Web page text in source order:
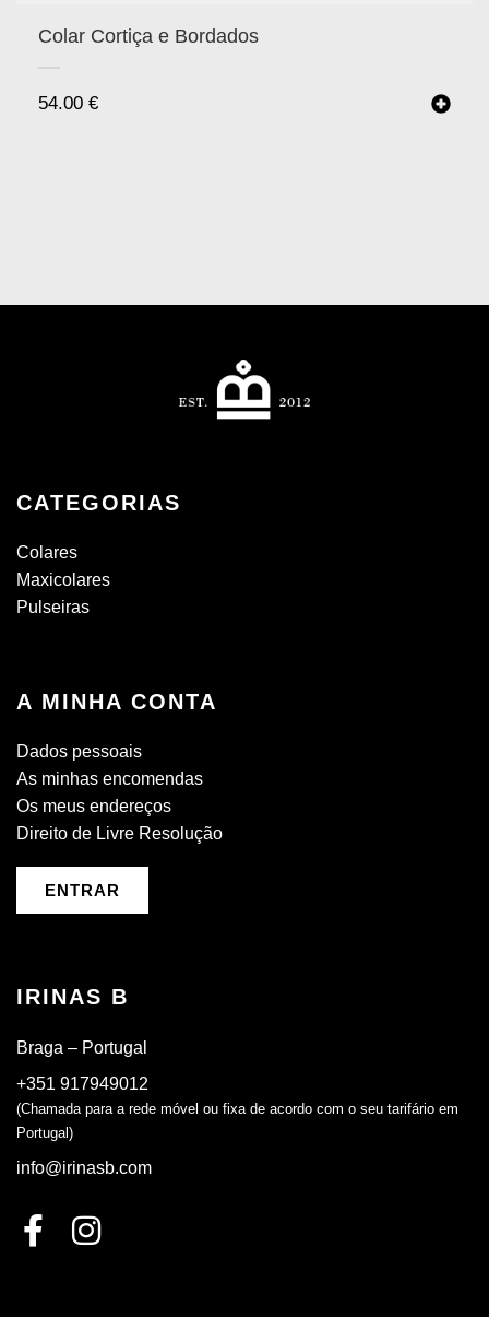
Colar Cortiça e Bordados
54.00 €
CATEGORIAS
Colares
Maxicolares
Pulseiras
A MINHA CONTA
Dados pessoais
As minhas encomendas
Os meus endereços
Direito de Livre Resolução
ENTRAR
IRINAS B
Braga – Portugal
+351 917949012
(Chamada para a rede móvel ou fixa de acordo com o seu tarifário em
Portugal)
info@irinasb.com